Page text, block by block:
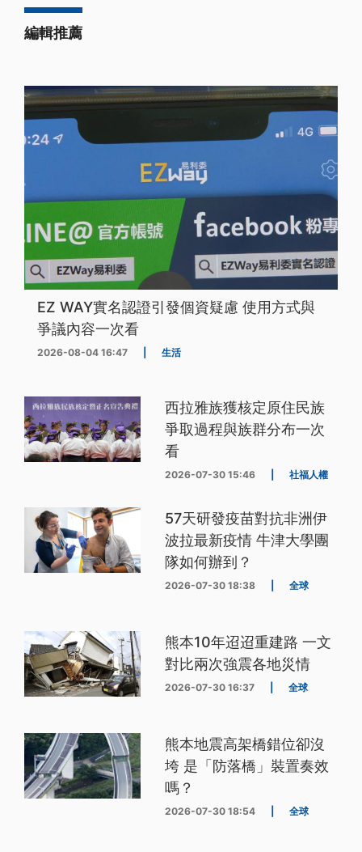
編輯推薦
EZ WAY實名認證引發個資疑慮 使用方式與
爭議內容一次看
2026-08-04 16:47 生活
西拉雅族獲核定原住民族
爭取過程與族群分布一次
看
2026-07-30 15:46 社福人權
57天研發疫苗對抗非洲伊
波拉最新疫情 牛津大學團
隊如何辦到？
2026-07-30 18:38 全球
熊本10年迢迢重建路 一文
對比兩次強震各地災情
2026-07-30 16:37 全球
熊本地震高架橋錯位卻沒
垮 是「防落橋」裝置奏效
嗎？
2026-07-30 18:54 全球